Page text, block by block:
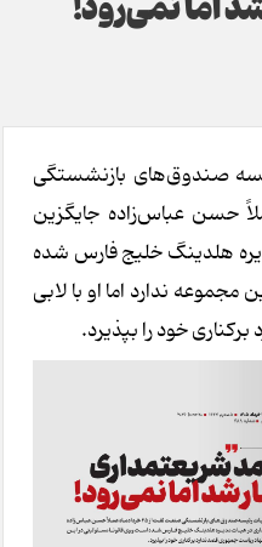
صندوق‌های بازنشستگی
عملاً حسن عباس‌زاده جایگزین
هلدینگ خلیج فارس شده
ندارد اما او با لابی
خود را بپذیرد.